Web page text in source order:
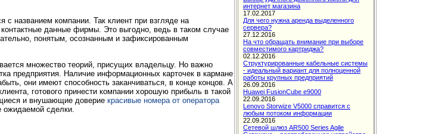
компании. Так клиент при взгляде на
данные фирмы. Это выгодно, ведь в таком случае
понятым, осознанным и зафиксированным
множество теорий, присущих владельцу. Но важно
предприятия. Наличие информационных карточек в кармане
они имеют способность заканчиваться, в конце концов. А
готового принести компании хорошую прибыль в такой
и внушающие доверие красивые номера от оператора
сделки.